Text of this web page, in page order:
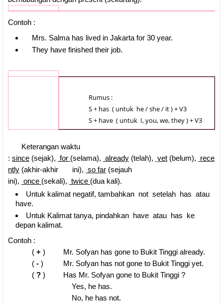
Contoh :
Mrs. Salma has lived in Jakarta for 30 year.
They have finished their job.
Rumus :
S + has ( untuk he / she / it ) + V3
S + have ( untuk I, you, we, they ) + V3
Keterangan waktu
: since (sejak), for (selama), already (telah), yet (belum), rece
ntly (akhir-akhir ini), so far (sejauh
ini), once (sekali), twice (dua kali).
Untuk kalimat negatif, tambahkan not setelah has atau
have.
Untuk Kalimat tanya, pindahkan have atau has ke
depan kalimat.
Contoh :
( + ) Mr. Sofyan has gone to Bukit Tinggi already.
( - ) Mr. Sofyan has not gone to Bukit Tinggi yet.
( ? ) Has Mr. Sofyan gone to Bukit Tinggi ?
Yes, he has.
No, he has not.